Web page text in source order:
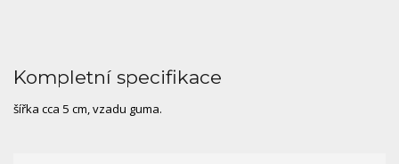
Kompletní specifikace
šířka cca 5 cm, vzadu guma.